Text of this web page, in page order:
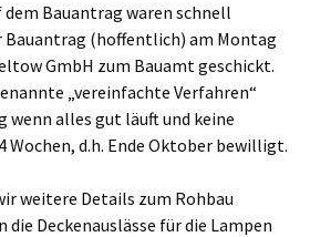
Bauantrag waren schnell
(hoffentlich) am Montag
GmbH zum Bauamt geschickt.
„vereinfachte Verfahren“
wenn alles gut läuft und keine
Wochen, d.h. Ende Oktober bewilligt.
weitere Details zum Rohbau
die Deckenauslässe für die Lampen